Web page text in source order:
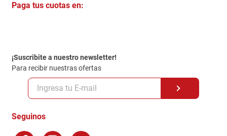
Trabaja con Nosotros
Crédito Directo
Politica de Privacidad
Políticas y condiciones GiftCard
Formas de Pago
Terminos y Condiciones
Paga tus cuotas en:
¡Suscribite a nuestro newsletter!
Para recibir nuestras ofertas
Seguinos